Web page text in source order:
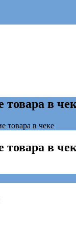
в
товара в чеке
в